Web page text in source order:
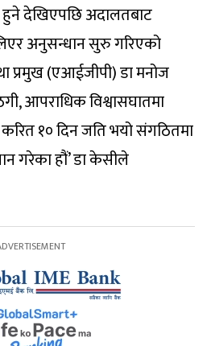
देखिएपछि अदालतबाट
अनुसन्धान सुरु गरिएको
प्रमुख (एआईजीपी) डा मनोज
आपराधिक विश्वासघातमा
१० दिन जति भयो संगठितमा
गरेका हौं’ डा केसीले